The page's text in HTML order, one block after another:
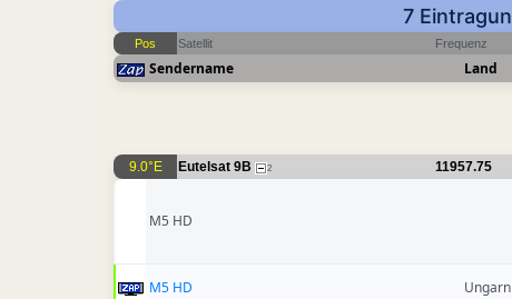
7
Pos Satellit Frequenz
Sendername Land
9.0°E Eutelsat 9B 2 11957.75
M5 HD
M5 HD Ungarn